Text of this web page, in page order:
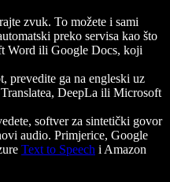
zvuk. To možete i sami
preko servisa kao što
Word ili Google Docs, koji
prevedite ga na engleski uz
DeepLa ili Microsoft
softver za sintetički govor
audio. Primjerice, Google
Text to Speech i Amazon